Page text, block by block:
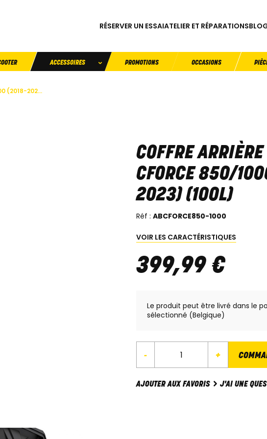
RÉSERVER UN ESSAIATELIER ET RÉPARATIONS
ACCESSOIRES PROMOTIONS OCCASIONS
(2018-202...
COFFRE
CFORCE 850/
2023) (100L)
Réf : ABCFORCE850-1000
VOIR LES CARACTÉRISTIQUES
399,99 €
Le produit peut être livré dans le
sélectionné (Belgique)
- +
AJOUTER AUX FAVORIS J'AI UNE